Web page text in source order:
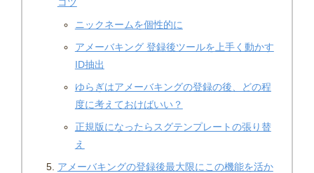
ニックネームを個性的に
アメーバキング 登録後ツールを上手く動かす
ID抽出
ゆらぎはアメーバキングの登録の後、どの程
度に考えておけばいい？
正規版になったらスグテンプレートの張り替
え
アメーバキングの登録後最大限にこの機能を活か